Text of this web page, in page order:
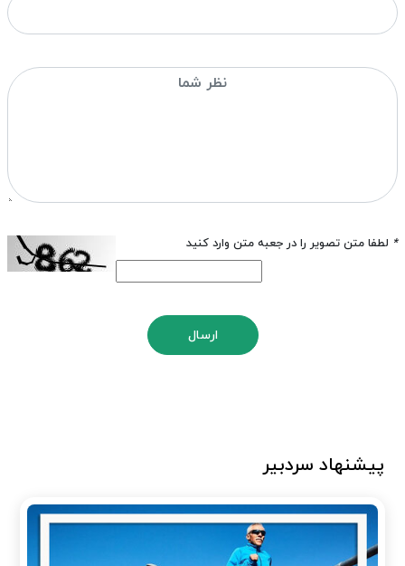
* لطفا متن تصویر را در جعبه متن وارد کنید
ارسال
پیشنهاد سردبیر